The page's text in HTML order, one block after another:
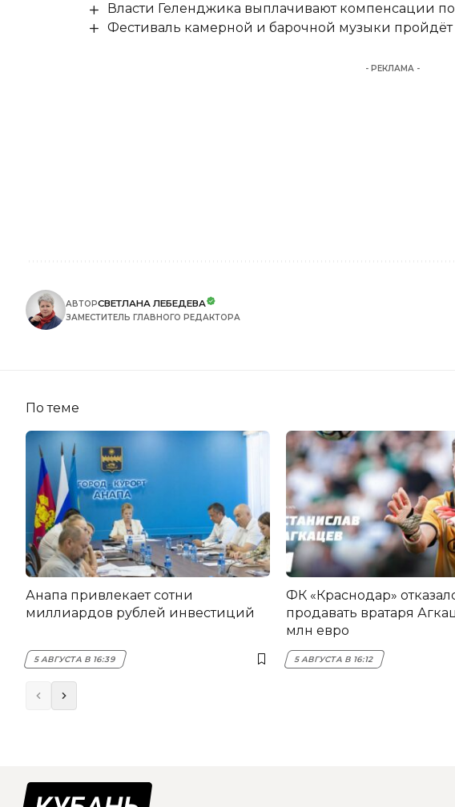
Власти Геленджика выплачивают компенсации
Фестиваль камерной и барочной музыки пройдёт
- РЕКЛАМА -
АВТОРСВЕТЛАНА ЛЕБЕДЕВА
ЗАМЕСТИТЕЛЬ ГЛАВНОГО РЕДАКТОРА
По теме
Анапа привлекает сотни
миллиардов рублей инвестиций
5 АВГУСТА В 16:39
ФК «Краснодар»
продавать вратаря
млн евро
5 АВГУСТА В 16:12